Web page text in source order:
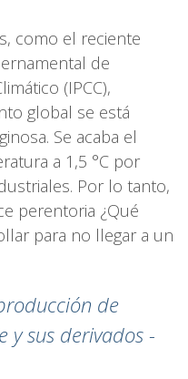
como el reciente
de
(IPCC),
global se está
Se acaba el
a 1,5 °C por
Por lo tanto,
perentoria ¿Qué
para no llegar a un
de
y sus derivados -